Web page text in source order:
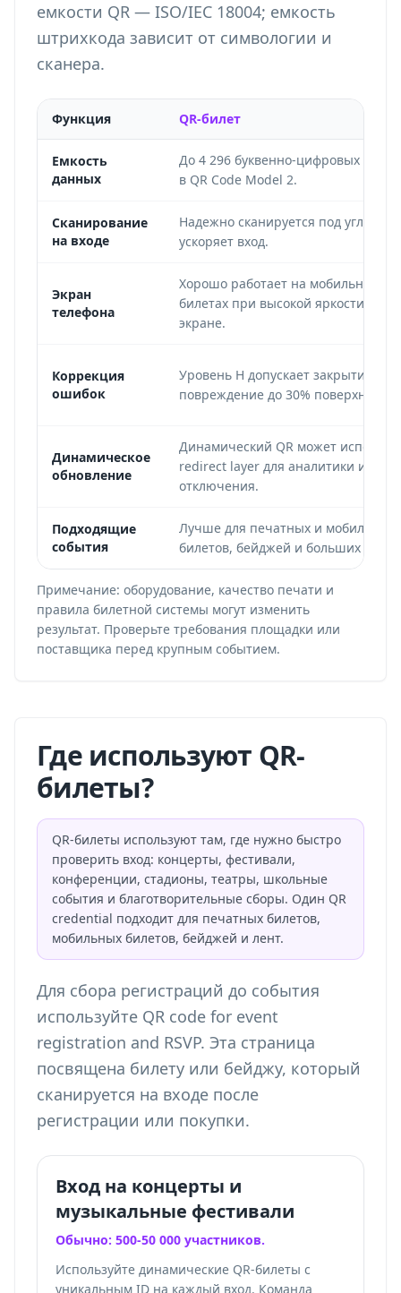
емкости QR — ISO/IEC 18004; емкость
штрихкода зависит от символогии и
сканера.
Функция QR-билет
Емкость
данных
До 4 296 буквенно-цифровых
в QR Code Model 2.
Сканирование
на входе
Надежно сканируется под углом,
ускоряет вход.
Экран
телефона
Хорошо работает на мобильных
билетах при высокой яркости и
экране.
Коррекция
ошибок
Уровень H допускает закрытие или
повреждение до 30% поверхности
Динамическое
обновление
Динамический QR может
redirect layer для аналитики и
отключения.
Подходящие
события
Лучше для печатных и мобильных
билетов, бейджей и больших
Примечание: оборудование, качество печати и
правила билетной системы могут изменить
результат. Проверьте требования площадки или
поставщика перед крупным событием.
Где используют QR-
билеты?
QR-билеты используют там, где нужно быстро
проверить вход: концерты, фестивали,
конференции, стадионы, театры, школьные
события и благотворительные сборы. Один QR
credential подходит для печатных билетов,
мобильных билетов, бейджей и лент.
Для сбора регистраций до события
используйте QR code for event
registration and RSVP. Эта страница
посвящена билету или бейджу, который
сканируется на входе после
регистрации или покупки.
Вход на концерты и
музыкальные фестивали
Обычно: 500-50 000 участников.
Используйте динамические QR-билеты с
уникальным ID на каждый вход. Команда